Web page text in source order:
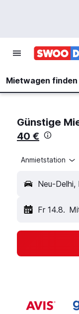
Mietwagen finden
Günstige
40 €
Anmietstation
Neu-Delhi,
Fr 14.8.